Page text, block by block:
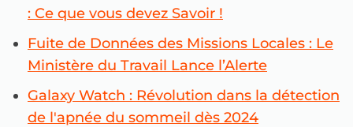
: Ce que vous devez Savoir !
Fuite de Données des Missions Locales : Le
Ministère du Travail Lance l’Alerte
Galaxy Watch : Révolution dans la détection
de l'apnée du sommeil dès 2024